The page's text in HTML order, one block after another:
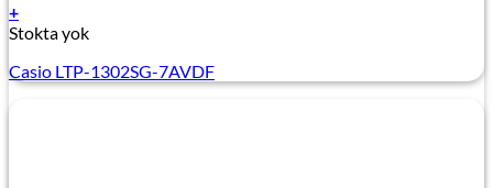
+
Stokta yok
Casio LTP-1302SG-7AVDF